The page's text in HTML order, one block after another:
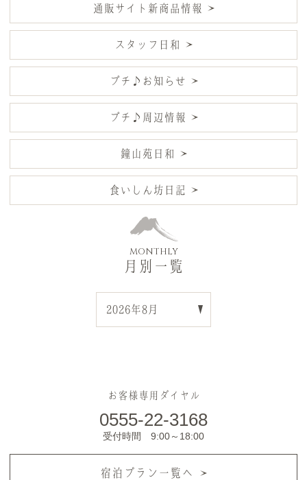
通販サイト新商品情報
スタッフ日和
プチ♪お知らせ
プチ♪周辺情報
鐘山苑日和
食いしん坊日記
MONTHLY
月別一覧
お客様専用ダイヤル
0555-22-3168
受付時間 9:00～18:00
宿泊プラン一覧へ